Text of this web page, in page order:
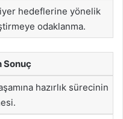
hedeflerine yönelik
odaklanma.
Sonuç
hazırlık sürecinin